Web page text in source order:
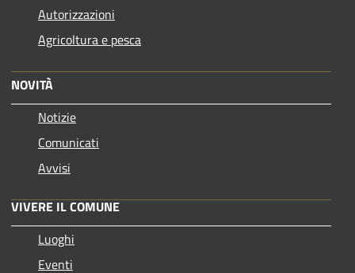
Autorizzazioni
Agricoltura e pesca
NOVITÀ
Notizie
Comunicati
Avvisi
VIVERE IL COMUNE
Luoghi
Eventi